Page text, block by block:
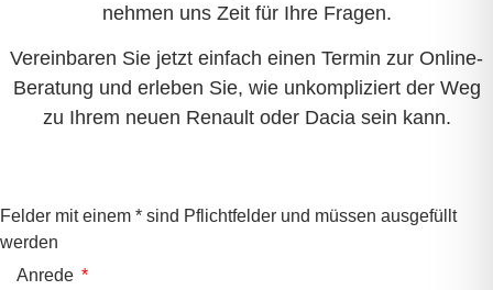
nehmen uns Zeit für Ihre Fragen.
Vereinbaren Sie jetzt einfach einen Termin zur Online-
Beratung und erleben Sie, wie unkompliziert der Weg
zu Ihrem neuen Renault oder Dacia sein kann.
Felder mit einem * sind Pflichtfelder und müssen ausgefüllt
werden
Anrede